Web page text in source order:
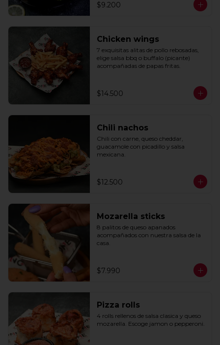
$9.200
Chicken wings
7 exquisitas alitas de pollo rebosadas,
elige salsa bbq o buffalo (picante)
acompañadas de papas fritas.
$14.500
Chili nachos
Chili con carne, queso cheddar,
guacamole con picadillo y salsa
mexicana.
$12.500
Mozarella sticks
8 palitos de queso apanados
acompañados con nuestra salsa de la
casa.
$7.990
Pizza rolls
4 rolls rellenos de salsa clasica y queso
mozarella. Escoge jamon o pepperoni.